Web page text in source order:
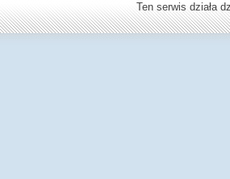
Ten serwis działa